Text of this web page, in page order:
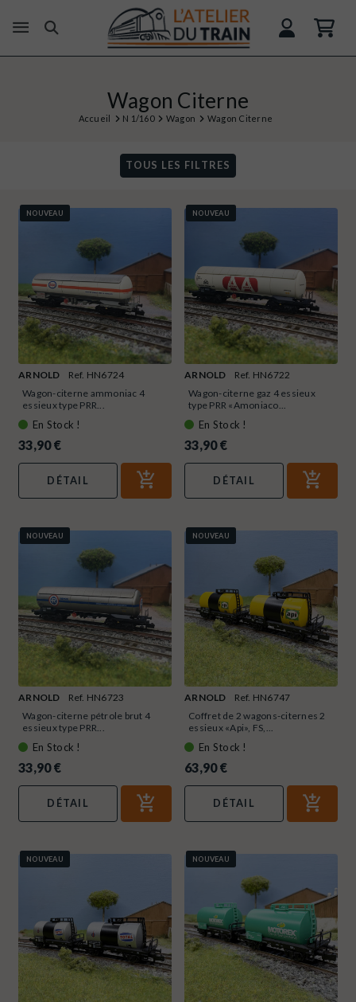
Wagon Citerne
Accueil N 1/160 Wagon Wagon Citerne
TOUS LES FILTRES
NOUVEAU
ARNOLD
Ref. HN6724
Wagon-citerne ammoniac 4
essieux type PRR...
En Stock !
33,90 €
DÉTAIL
NOUVEAU
ARNOLD
Ref. HN6722
Wagon-citerne gaz 4 essieux
type PRR «Amoniaco...
En Stock !
33,90 €
DÉTAIL
NOUVEAU
ARNOLD
Ref. HN6723
Wagon-citerne pétrole brut 4
essieux type PRR...
En Stock !
33,90 €
DÉTAIL
NOUVEAU
ARNOLD
Ref. HN6747
Coffret de 2 wagons-citernes 2
essieux «Api», FS,...
En Stock !
63,90 €
DÉTAIL
NOUVEAU NOUVEAU